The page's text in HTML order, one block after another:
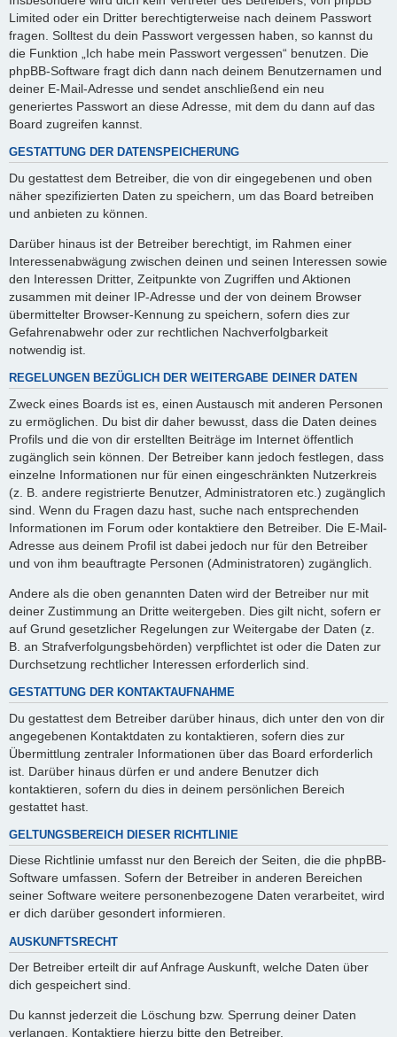
Limited oder ein Dritter berechtigterweise nach deinem Passwort
fragen. Solltest du dein Passwort vergessen haben, so kannst du
die Funktion „Ich habe mein Passwort vergessen“ benutzen. Die
phpBB-Software fragt dich dann nach deinem Benutzernamen und
deiner E-Mail-Adresse und sendet anschließend ein neu
generiertes Passwort an diese Adresse, mit dem du dann auf das
Board zugreifen kannst.
GESTATTUNG DER DATENSPEICHERUNG
Du gestattest dem Betreiber, die von dir eingegebenen und oben
näher spezifizierten Daten zu speichern, um das Board betreiben
und anbieten zu können.
Darüber hinaus ist der Betreiber berechtigt, im Rahmen einer
Interessenabwägung zwischen deinen und seinen Interessen sowie
den Interessen Dritter, Zeitpunkte von Zugriffen und Aktionen
zusammen mit deiner IP-Adresse und der von deinem Browser
übermittelter Browser-Kennung zu speichern, sofern dies zur
Gefahrenabwehr oder zur rechtlichen Nachverfolgbarkeit
notwendig ist.
REGELUNGEN BEZÜGLICH DER WEITERGABE DEINER DATEN
Zweck eines Boards ist es, einen Austausch mit anderen Personen
zu ermöglichen. Du bist dir daher bewusst, dass die Daten deines
Profils und die von dir erstellten Beiträge im Internet öffentlich
zugänglich sein können. Der Betreiber kann jedoch festlegen, dass
einzelne Informationen nur für einen eingeschränkten Nutzerkreis
(z. B. andere registrierte Benutzer, Administratoren etc.) zugänglich
sind. Wenn du Fragen dazu hast, suche nach entsprechenden
Informationen im Forum oder kontaktiere den Betreiber. Die E-Mail-
Adresse aus deinem Profil ist dabei jedoch nur für den Betreiber
und von ihm beauftragte Personen (Administratoren) zugänglich.
Andere als die oben genannten Daten wird der Betreiber nur mit
deiner Zustimmung an Dritte weitergeben. Dies gilt nicht, sofern er
auf Grund gesetzlicher Regelungen zur Weitergabe der Daten (z.
B. an Strafverfolgungsbehörden) verpflichtet ist oder die Daten zur
Durchsetzung rechtlicher Interessen erforderlich sind.
GESTATTUNG DER KONTAKTAUFNAHME
Du gestattest dem Betreiber darüber hinaus, dich unter den von dir
angegebenen Kontaktdaten zu kontaktieren, sofern dies zur
Übermittlung zentraler Informationen über das Board erforderlich
ist. Darüber hinaus dürfen er und andere Benutzer dich
kontaktieren, sofern du dies in deinem persönlichen Bereich
gestattet hast.
GELTUNGSBEREICH DIESER RICHTLINIE
Diese Richtlinie umfasst nur den Bereich der Seiten, die die phpBB-
Software umfassen. Sofern der Betreiber in anderen Bereichen
seiner Software weitere personenbezogene Daten verarbeitet, wird
er dich darüber gesondert informieren.
AUSKUNFTSRECHT
Der Betreiber erteilt dir auf Anfrage Auskunft, welche Daten über
dich gespeichert sind.
Du kannst jederzeit die Löschung bzw. Sperrung deiner Daten
verlangen. Kontaktiere hierzu bitte den Betreiber.